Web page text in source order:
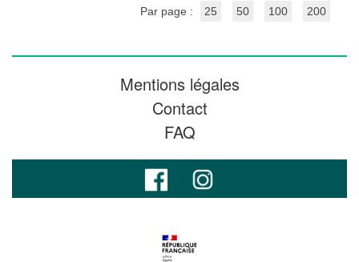
Par page :
25 50 100 200
Mentions légales
Contact
FAQ